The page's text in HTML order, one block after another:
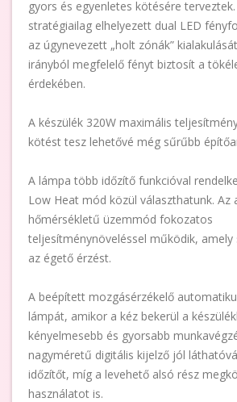
gyors és egyenletes kötésére
stratégiailag elhelyezett dual LED
az úgynevezett „holt zónák”
irányból megfelelő fényt biztosít a
érdekében.
A készülék 320W maximális
kötést tesz lehetővé még sűrűbb
A lámpa több időzítő funkcióval
Low Heat mód közül választhatunk. Az
hőmérsékletű üzemmód fokozatos
teljesítménynöveléssel működik, amely
az égető érzést.
A beépített mozgásérzékelő
lámpát, amikor a kéz bekerül a
kényelmesebb és gyorsabb
nagyméretű digitális kijelző jól
időzítőt, míg a levehető alsó rész
használatot is.